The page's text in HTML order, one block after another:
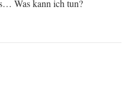
Was kann ich tun?